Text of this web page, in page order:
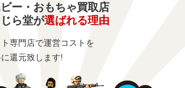
ー・おもちゃ買取店
じら堂が選ばれる理由
専門店で運営コストを
還元致します!